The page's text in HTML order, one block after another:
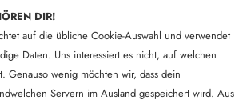
du es rechtzeitig reservierst.
bei Burton kannst du entweder
der Busfahrt oder bequem von
zuhause aus erledigen.
DIR!
auf die übliche Cookie-Auswahl und verwendet
Daten. Uns interessiert es nicht, auf welchen
Genauso wenig möchten wir, dass dein
Servern im Ausland gespeichert wird. Aus